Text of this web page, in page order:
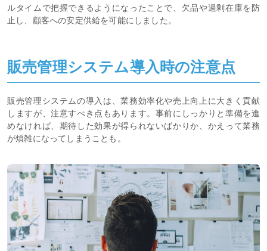
ルタイムで把握できるようになったことで、欠品や過剰在庫を防
止し、顧客への安定供給を可能にしました。
販売管理システム導入時の注意点
販売管理システムの導入は、業務効率化や売上向上に大きく貢献
しますが、注意すべき点もあります。事前にしっかりと準備を進
めなければ、期待した効果が得られないばかりか、かえって業務
が煩雑になってしまうことも。